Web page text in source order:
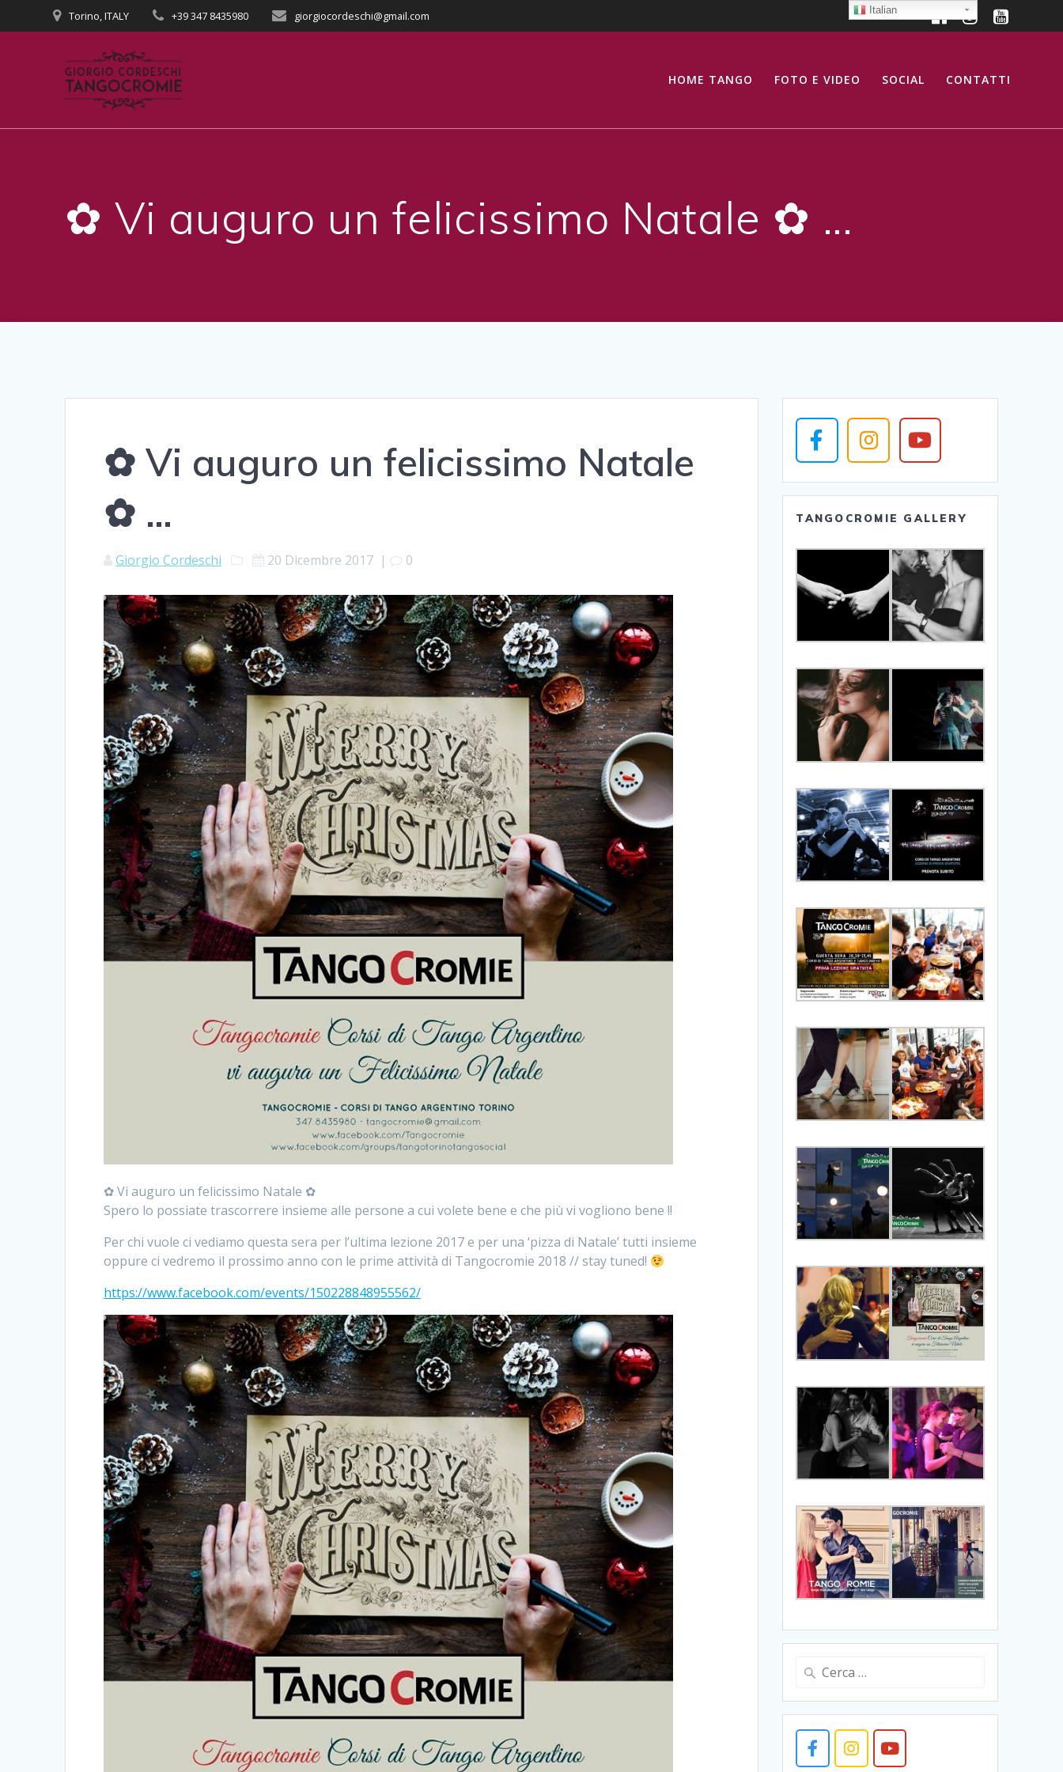
al
Torino, ITALY +39 347 8435980 giorgiocordeschi@gmail.com
HOME TANGO FOTO E VIDEO SOCIAL CONTATTI
✿ Vi auguro un felicissimo Natale ✿ …
✿ Vi auguro un felicissimo Natale
✿ …
Giorgio Cordeschi 20 Dicembre 2017 | 0
✿ Vi auguro un felicissimo Natale ✿
Spero lo possiate trascorrere insieme alle persone a cui volete bene e che più vi vogliono bene !!
Per chi vuole ci vediamo questa sera per l’ultima lezione 2017 e per una ‘pizza di Natale’ tutti insieme
oppure ci vedremo il prossimo anno con le prime attività di Tangocromie 2018 // stay tuned!
https://www.facebook.com/events/150228848955562/
TANGOCROMIE GALLERY
Ricerca
per:
Italian